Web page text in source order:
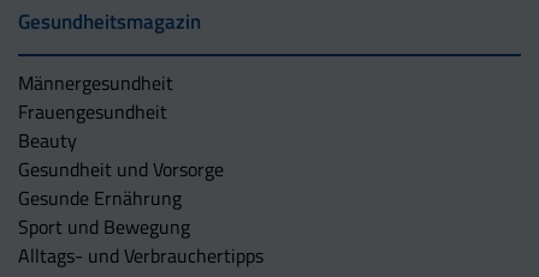
Gesundheitsmagazin
Männergesundheit
Frauengesundheit
Beauty
Gesundheit und Vorsorge
Gesunde Ernährung
Sport und Bewegung
Alltags- und Verbrauchertipps